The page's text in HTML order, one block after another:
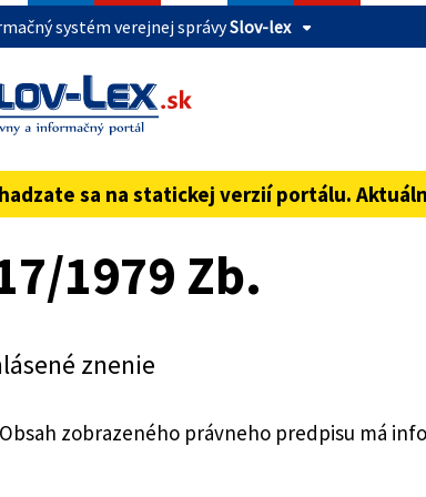
systém verejnej správySlov-lex
je zabezpečená
pozorní a vždy sa uistite, že zdieľate informácie iba cez
domény webového sídla.
sa na statickej verzií portálu.
1979 Zb.
znenie
Obsah zobrazeného právneho predpisu má